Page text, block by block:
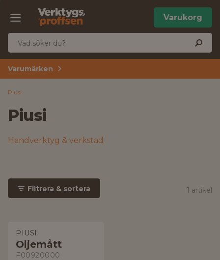
Varukorg
Varumärken
Piusi
Piusi
Handverktyg & verkstad
Filtrera & sortera 1 artikel
PIUSI
Oljemått
F00920000